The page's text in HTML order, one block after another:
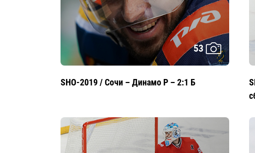
53
SHO-2019 / Сочи – Динамо Р – 2:1 Б